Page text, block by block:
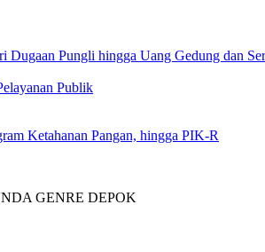
Pungli hingga Uang Gedung dan
Publik
Ketahanan Pangan, hingga PIK-R
GENRE DEPOK